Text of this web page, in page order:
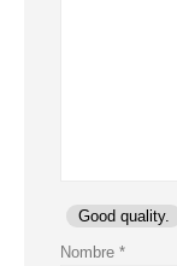
Good quality.
Nombre *